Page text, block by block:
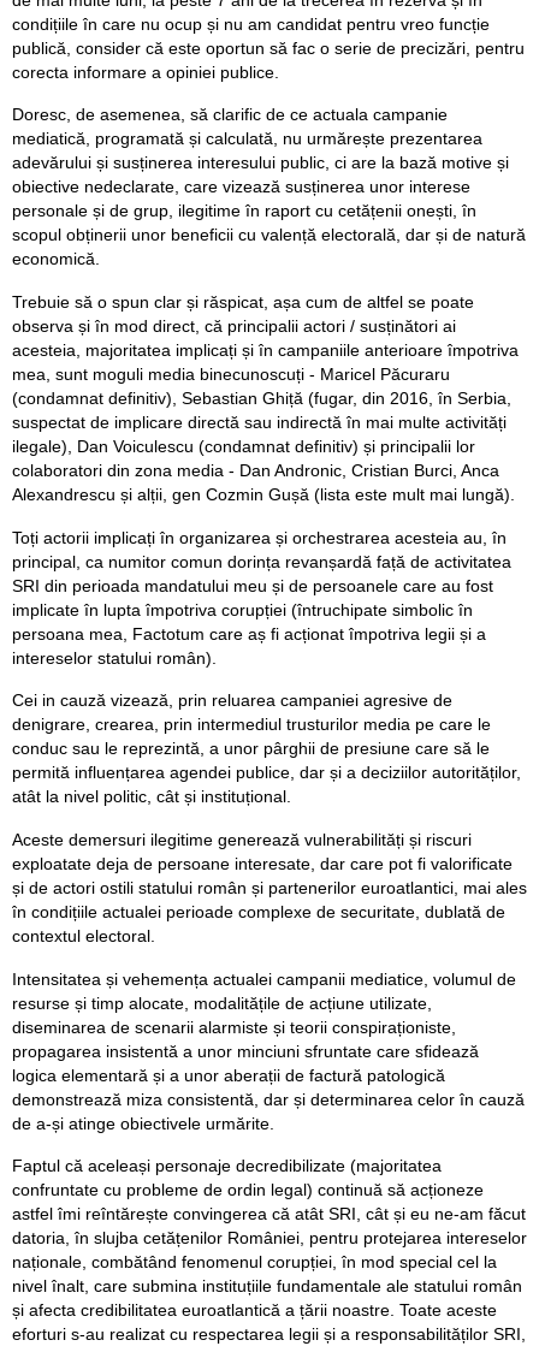
condițiile în care nu ocup și nu am candidat pentru vreo funcție
publică, consider că este oportun să fac o serie de precizări, pentru
corecta informare a opiniei publice.
Doresc, de asemenea, să clarific de ce actuala campanie
mediatică, programată și calculată, nu urmărește prezentarea
adevărului și susținerea interesului public, ci are la bază motive și
obiective nedeclarate, care vizează susținerea unor interese
personale și de grup, ilegitime în raport cu cetățenii onești, în
scopul obținerii unor beneficii cu valență electorală, dar și de natură
economică.
Trebuie să o spun clar și răspicat, așa cum de altfel se poate
observa și în mod direct, că principalii actori / susținători ai
acesteia, majoritatea implicați și în campaniile anterioare împotriva
mea, sunt moguli media binecunoscuți - Maricel Păcuraru
(condamnat definitiv), Sebastian Ghiță (fugar, din 2016, în Serbia,
suspectat de implicare directă sau indirectă în mai multe activități
ilegale), Dan Voiculescu (condamnat definitiv) și principalii lor
colaboratori din zona media - Dan Andronic, Cristian Burci, Anca
Alexandrescu și alții, gen Cozmin Gușă (lista este mult mai lungă).
Toți actorii implicați în organizarea și orchestrarea acesteia au, în
principal, ca numitor comun dorința revanșardă față de activitatea
SRI din perioada mandatului meu și de persoanele care au fost
implicate în lupta împotriva corupției (întruchipate simbolic în
persoana mea, Factotum care aș fi acționat împotriva legii și a
intereselor statului român).
Cei in cauză vizează, prin reluarea campaniei agresive de
denigrare, crearea, prin intermediul trusturilor media pe care le
conduc sau le reprezintă, a unor pârghii de presiune care să le
permită influențarea agendei publice, dar și a deciziilor autorităților,
atât la nivel politic, cât și instituțional.
Aceste demersuri ilegitime generează vulnerabilități și riscuri
exploatate deja de persoane interesate, dar care pot fi valorificate
și de actori ostili statului român și partenerilor euroatlantici, mai ales
în condițiile actualei perioade complexe de securitate, dublată de
contextul electoral.
Intensitatea și vehemența actualei campanii mediatice, volumul de
resurse și timp alocate, modalitățile de acțiune utilizate,
diseminarea de scenarii alarmiste și teorii conspiraționiste,
propagarea insistentă a unor minciuni sfruntate care sfidează
logica elementară și a unor aberații de factură patologică
demonstrează miza consistentă, dar și determinarea celor în cauză
de a-și atinge obiectivele urmărite.
Faptul că aceleași personaje decredibilizate (majoritatea
confruntate cu probleme de ordin legal) continuă să acționeze
astfel îmi reîntărește convingerea că atât SRI, cât și eu ne-am făcut
datoria, în slujba cetățenilor României, pentru protejarea intereselor
naționale, combătând fenomenul corupției, în mod special cel la
nivel înalt, care submina instituțiile fundamentale ale statului român
și afecta credibilitatea euroatlantică a țării noastre. Toate aceste
eforturi s-au realizat cu respectarea legii și a responsabilităților SRI,